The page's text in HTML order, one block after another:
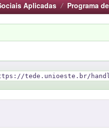
Aplicadas Programa
tede.unioeste.br/